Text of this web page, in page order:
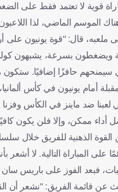
قوية لا تعتمد فقط على الضغط
الموسم الماضي، لذا
ملعبه، قال: "قوة يونيون على
ويضغطون بسرعة، يشبهون كولن
حافزًا إضافيًا. ستكون
أمام يونيون في كأس
أداء ممكن، وإلا فلن يكون
الذهنية للفريق خلال
فبعد الفوز على باريس
عن قائمة الفريق: "نشعر أن